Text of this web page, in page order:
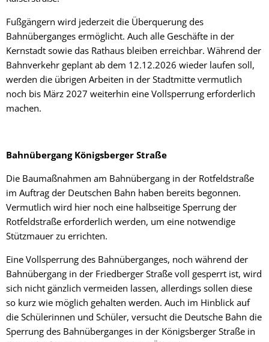
Fußgängern wird jederzeit die Überquerung des
Bahnüberganges ermöglicht. Auch alle Geschäfte in der
Kernstadt sowie das Rathaus bleiben erreichbar. Während der
Bahnverkehr geplant ab dem 12.12.2026 wieder laufen soll,
werden die übrigen Arbeiten in der Stadtmitte vermutlich
noch bis März 2027 weiterhin eine Vollsperrung erforderlich
machen.
Bahnübergang Königsberger Straße
Die Baumaßnahmen am Bahnübergang in der Rotfeldstraße
im Auftrag der Deutschen Bahn haben bereits begonnen.
Vermutlich wird hier noch eine halbseitige Sperrung der
Rotfeldstraße erforderlich werden, um eine notwendige
Stützmauer zu errichten.
Eine Vollsperrung des Bahnüberganges, noch während der
Bahnübergang in der Friedberger Straße voll gesperrt ist, wird
sich nicht gänzlich vermeiden lassen, allerdings sollen diese
so kurz wie möglich gehalten werden. Auch im Hinblick auf
die Schülerinnen und Schüler, versucht die Deutsche Bahn die
Sperrung des Bahnüberganges in der Königsberger Straße in